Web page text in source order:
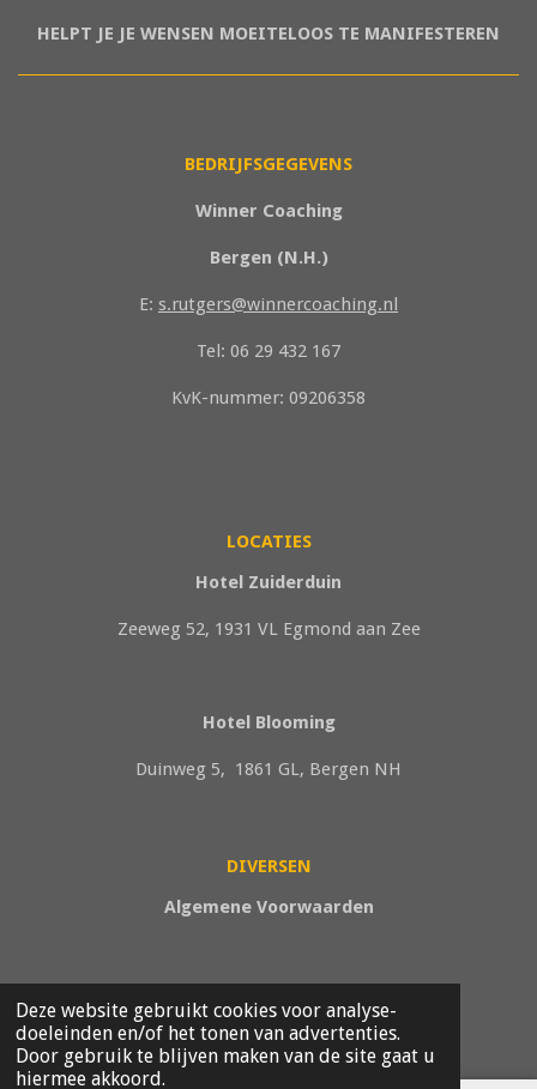
Deze website gebruikt cookies voor analyse-
doeleinden en/of het tonen van advertenties.
Door gebruik te blijven maken van de site gaat u
hiermee akkoord.
HELPT JE JE WENSEN MOEITELOOS TE MANIFESTEREN
BEDRIJFSGEGEVENS
Winner Coaching
Bergen (N.H.)
E: s.rutgers@winnercoaching.nl
Tel: 06 29 432 167
KvK-nummer: 09206358
LOCATIES
Hotel Zuiderduin
Zeeweg 52, 1931 VL Egmond aan Zee
Hotel Blooming
Duinweg 5, 1861 GL, Bergen NH
DIVERSEN
Algemene Voorwaarden
Privacyverklaring
© 2023 WinnerCoaching